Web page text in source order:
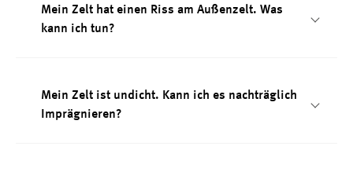
Mein Zelt hat einen Riss am Außenzelt. Was
kann ich tun?
Mein Zelt ist undicht. Kann ich es nachträglich
Imprägnieren?